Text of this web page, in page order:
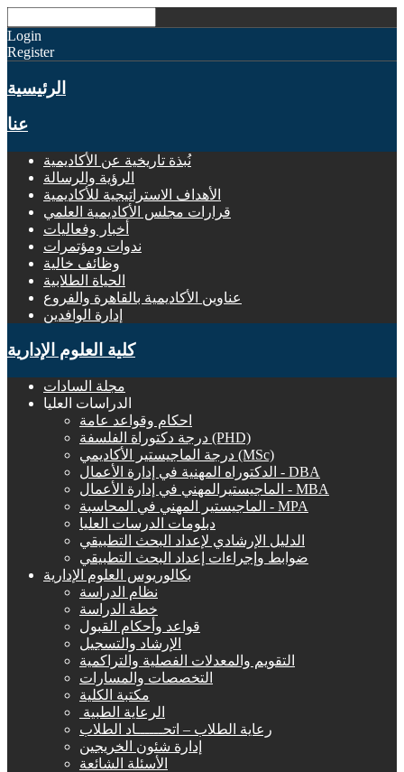
Login
Register
الرئيسية
عنا
نُبذة تاريخية عن الأكاديمية
الرؤية والرسالة
الأهداف الاستراتيجية للأكاديمية
قرارات مجلس الأكاديمية العلمي
أخبار وفعاليات
ندوات ومؤتمرات
وظائف خالية
الحياة الطلابية
عناوين الأكاديمية بالقاهرة والفروع
إدارة الوافدين
كلية العلوم الإدارية
مجلة السادات
الدراسات العليا
احكام وقواعد عامة
درجة دكتوراة الفلسفة (PHD)
درجة الماجيستير الأكاديمي (MSc)
الدكتوراه المهنية في إدارة الأعمال - DBA
الماجيستيرالمهني في إدارة الأعمال - MBA
الماجيستير المهني في المحاسبة - MPA
دبلومات الدرسات العليا
الدليل الإرشادي لإعداد البحث التطبيقي
ضوابط وإجراءات إعداد البحث التطبيقي
بكالوريوس العلوم الإدارية
نظام الدراسة
خطة الدراسة
قواعد وأحكام القبول
الإرشاد والتسجيل
التقويم والمعدلات الفصلية والتراكمية
التخصصات والمسارات
مكتبة الكلية
الرعاية الطبية ‏
رعاية الطلاب – اتحــــــاد الطلاب
إدارة شئون الخريجين
الأسئلة الشائعة